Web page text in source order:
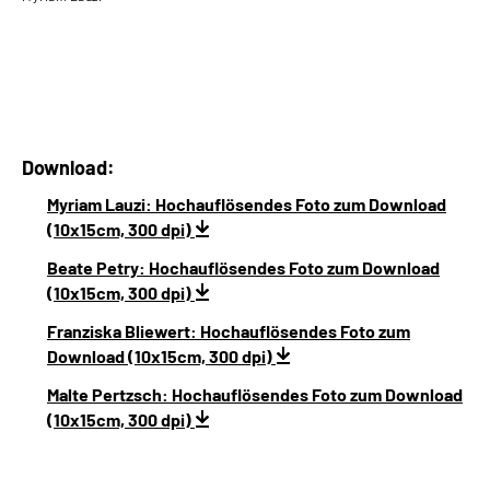
Download:
Myriam Lauzi: Hochauflösendes Foto zum Download
(10x15cm, 300 dpi)
Beate Petry: Hochauflösendes Foto zum Download
(10x15cm, 300 dpi)
Franziska Bliewert: Hochauflösendes Foto zum
Download (10x15cm, 300 dpi)
Malte Pertzsch: Hochauflösendes Foto zum Download
(10x15cm, 300 dpi)